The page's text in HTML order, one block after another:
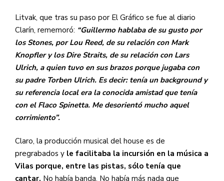
Litvak, que tras su paso por El Gráfico se fue al diario
Clarín, rememoró: “Guillermo hablaba de su gusto por
los Stones, por Lou Reed, de su relación con Mark
Knopfler y los Dire Straits, de su relación con Lars
Ulrich, a quien tuvo en sus brazos porque jugaba con
su padre Torben Ulrich. Es decir: tenía un background y
su referencia local era la conocida amistad que tenía
con el Flaco Spinetta. Me desorientó mucho aquel
corrimiento”.
Claro, la producción musical del house es de
pregrabados y le facilitaba la incursión en la música a
Vilas porque, entre las pistas, sólo tenía que
cantar. No había banda. No había más nada que